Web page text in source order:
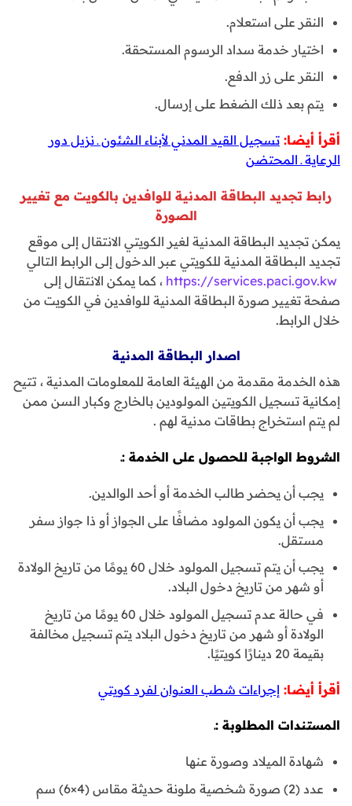
النقر على استعلام.
اختيار خدمة سداد الرسوم المستحقة.
النقر على زر الدفع.
يتم بعد ذلك الضغط على إرسال.
أقرأ أيضا: تسجيل القيد المدني لأبناء الشئون ـ نزيل دور
الرعاية ـ المحتضن
رابط تجديد البطاقة المدنية للوافدين بالكويت مع تغيير
الصورة
يمكن تجديد البطاقة المدنية لغير الكويتي الانتقال إلى موقع
تجديد البطاقة المدنية للكويتي عبر الدخول إلى الرابط التالي
https://services.paci.gov.kw ، كما يمكن الانتقال إلى
صفحة تغيير صورة البطاقة المدنية للوافدين في الكويت من
خلال الرابط.
اصدار البطاقة المدنية
هذه الخدمة مقدمة من الهيئة العامة للمعلومات المدنية ، تتيح
إمكانية تسجيل الكويتين المولودين بالخارج وكبار السن ممن
لم يتم استخراج بطاقات مدنية لهم .
الشروط الواجبة للحصول على الخدمة :ـ
يجب أن يحضر طالب الخدمة أو أحد الوالدين.
يجب أن يكون المولود مضافًا على الجواز أو ذا جواز سفر
مستقل.
يجب أن يتم تسجيل المولود خلال 60 يومًا من تاريخ الولادة
أو شهر من تاريخ دخول البلاد.
في حالة عدم تسجيل المولود خلال 60 يومًا من تاريخ
الولادة أو شهر من تاريخ دخول البلاد يتم تسجيل مخالفة
بقيمة 20 دينارًا كويتيًا.
أقرأ أيضا: إجراءات شطب العنوان لفرد كويتي
المستندات المطلوبة :ـ
شهادة الميلاد وصورة عنها
عدد (2) صورة شخصية ملونة حديثة مقاس (4×6) سم